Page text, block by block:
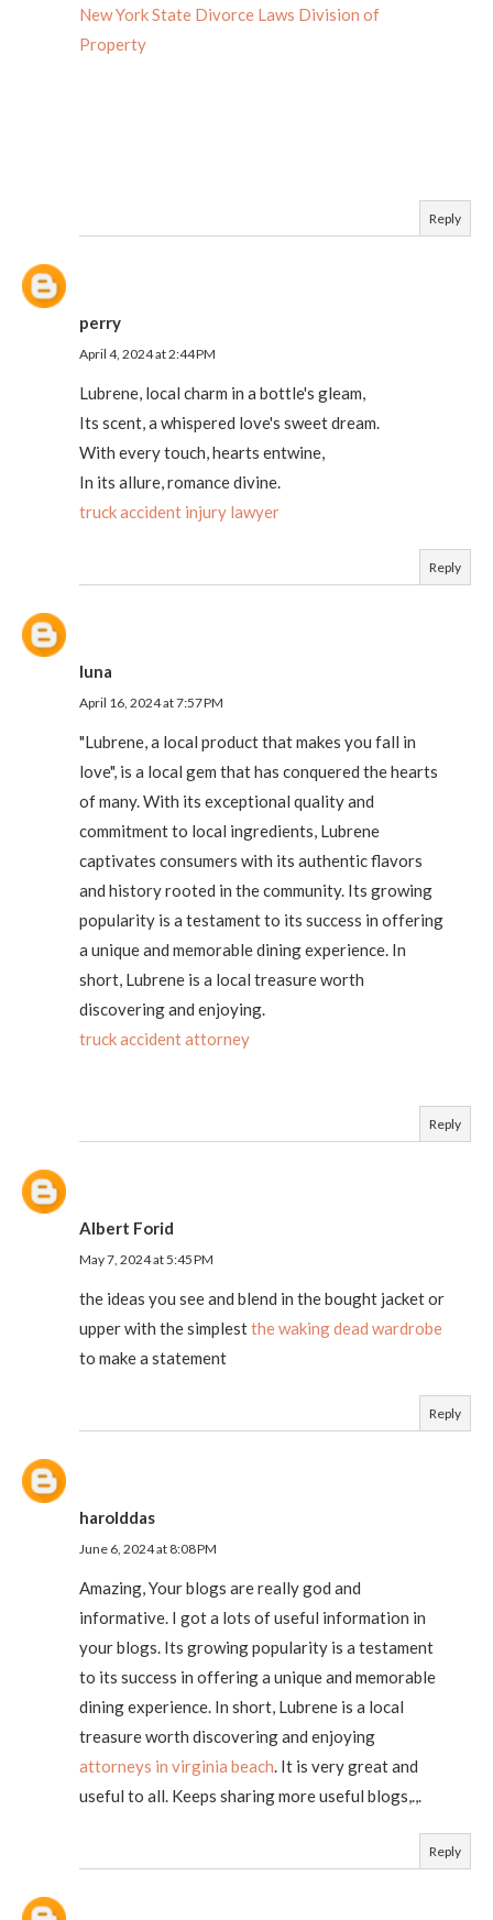
New York State Divorce Laws Division of
Property
Reply
perry
April 4, 2024 at 2:44 PM
Lubrene, local charm in a bottle's gleam,
Its scent, a whispered love's sweet dream.
With every touch, hearts entwine,
In its allure, romance divine.
truck accident injury lawyer
Reply
luna
April 16, 2024 at 7:57 PM
"Lubrene, a local product that makes you fall in
love", is a local gem that has conquered the hearts
of many. With its exceptional quality and
commitment to local ingredients, Lubrene
captivates consumers with its authentic flavors
and history rooted in the community. Its growing
popularity is a testament to its success in offering
a unique and memorable dining experience. In
short, Lubrene is a local treasure worth
discovering and enjoying.
truck accident attorney
Reply
Albert Forid
May 7, 2024 at 5:45 PM
the ideas you see and blend in the bought jacket or
upper with the simplestthe waking dead wardrobe
to make a statement
Reply
harolddas
June 6, 2024 at 8:08 PM
Amazing, Your blogs are really god and
informative. I got a lots of useful information in
your blogs. Its growing popularity is a testament
to its success in offering a unique and memorable
dining experience. In short, Lubrene is a local
treasure worth discovering and enjoying
attorneys in virginia beach. It is very great and
useful to all. Keeps sharing more useful blogs,.,.
Reply